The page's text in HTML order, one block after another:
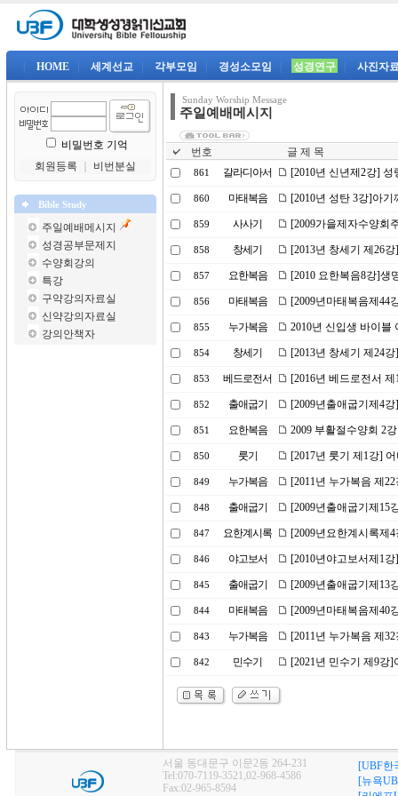
HOME 세계선교 각부모임 경성소모임 성경연구 사진자
비밀번호 기억
회원등록
비번분실
Bible Study
주일예배메시지
성경공부문제지
수양회강의
특강
구약강의자료실
신약강의자료실
강의안책자
Sunday Worship Message
주일예배메시지
번호 글 제 목
861 갈라디아서 [2010년 신년제2강]
860 마태복음 [2010년 성탄 3강]아기
859 사사기 [2009가을제자수양회
858 창세기 [2013년 창세기 제26
857 요한복음 [2010 요한복음8강]생
856 마태복음 [2009년마태복음제44
855 누가복음 2010년 신입생 바이블
854 창세기 [2013년 창세기 제24
853 베드로전서 [2016년 베드로전서
852 출애굽기 [2009년출애굽기제4
851 요한복음 2009 부활절수양회 2
850 룻기 [2017년 룻기 제1강]
849 누가복음 [2011년 누가복음 제
848 출애굽기 [2009년출애굽기제15
847 요한계시록 [2009년요한계시록제
846 야고보서 [2010년야고보서제1
845 출애굽기 [2009년출애굽기제13
844 마태복음 [2009년마태복음제40
843 누가복음 [2011년 누가복음 제
842 민수기 [2021년 민수기 제9강
서울 동대문구 이문2동 264-231
Tel:070-7119-3521,02-968-4586
Fax:02-965-8594
[UBF한
[뉴욕